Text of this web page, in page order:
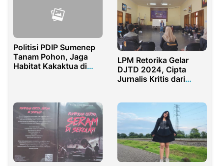
Politisi PDIP Sumenep
Tanam Pohon, Jaga
Habitat Kakaktua di
LPM Retorika Gelar
DJTD 2024, Cipta
Jurnalis Kritis dari